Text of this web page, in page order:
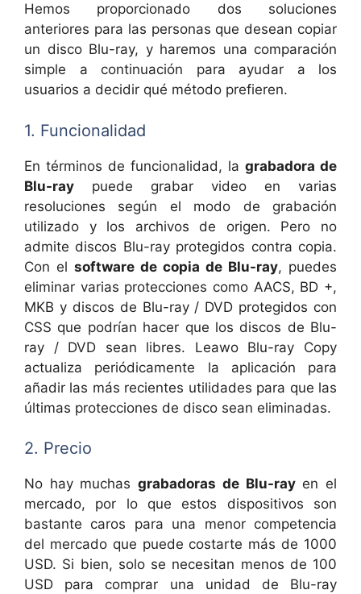
Hemos proporcionado dos soluciones
anteriores para las personas que desean copiar
un disco Blu-ray, y haremos una comparación
simple a continuación para ayudar a los
usuarios a decidir qué método prefieren.
1. Funcionalidad
En términos de funcionalidad, la grabadora de
Blu-ray puede grabar video en varias
resoluciones según el modo de grabación
utilizado y los archivos de origen. Pero no
admite discos Blu-ray protegidos contra copia.
Con el software de copia de Blu-ray, puedes
eliminar varias protecciones como AACS, BD +,
MKB y discos de Blu-ray / DVD protegidos con
CSS que podrían hacer que los discos de Blu-
ray / DVD sean libres. Leawo Blu-ray Copy
actualiza periódicamente la aplicación para
añadir las más recientes utilidades para que las
últimas protecciones de disco sean eliminadas.
2. Precio
No hay muchasgrabadoras de Blu-rayen el
mercado, por lo que estos dispositivos son
bastante caros para una menor competencia
del mercado que puede costarte más de 1000
USD. Si bien, solo se necesitan menos de 100
USD para comprar una unidad de Blu-ray